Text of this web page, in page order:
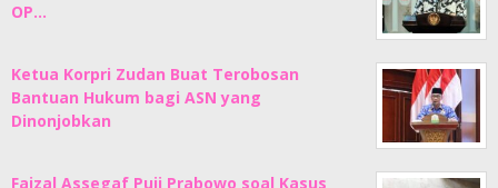
OP…
Ketua Korpri Zudan Buat Terobosan
Bantuan Hukum bagi ASN yang
Dinonjobkan
Faizal Assegaf Puji Prabowo soal Kasus